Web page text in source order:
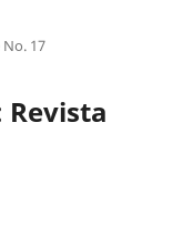
17
Revista